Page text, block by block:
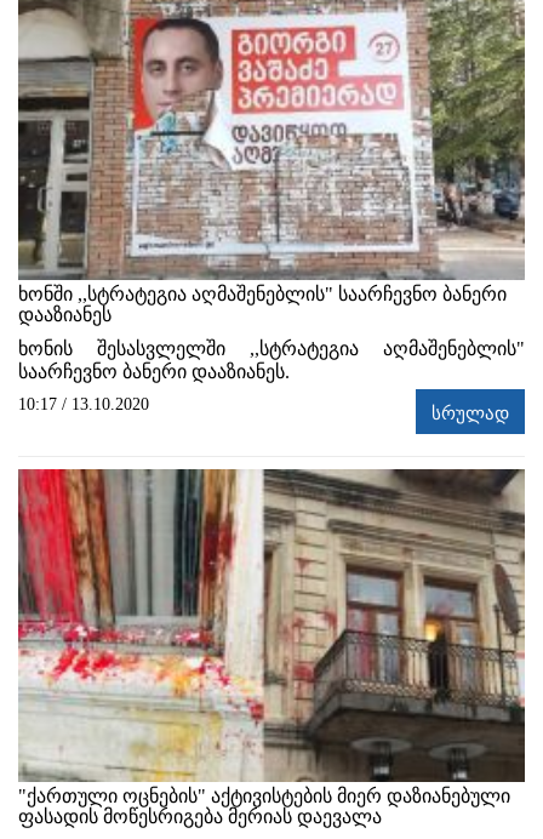
ხონში ,,სტრატეგია აღმაშენებლის" საარჩევნო ბანერი
დააზიანეს
ხონის შესასვლელში ,,სტრატეგია აღმაშენებლის"
საარჩევნო ბანერი დააზიანეს.
10:17 / 13.10.2020 სრულად
"ქართული ოცნების" აქტივისტების მიერ დაზიანებული
ფასადის მოწესრიგება მერიას დაევალა